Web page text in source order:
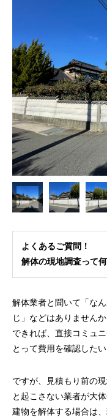
よくあるご質問！
解体の現地調査って
解体業者と聞いて「な
じ」などはありませんか
できれば、直接コミュ
とって費用を確認した
ですが、見積もり前の
と起こさない業者が大
建物を解体する場合は